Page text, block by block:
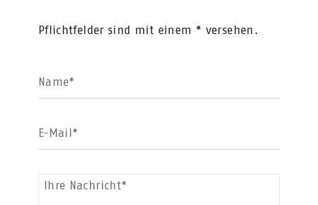
Pflichtfelder sind mit einem * versehen.
Name*
E-Mail*
Ihre Nachricht*